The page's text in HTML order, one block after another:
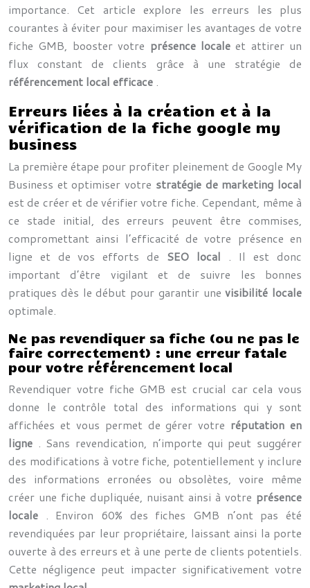
importance. Cet article explore les erreurs les plus
courantes à éviter pour maximiser les avantages de votre
fiche GMB, booster votre présence localeet attirer un
flux constant de clients grâce à une stratégie de
référencement local efficace .
Erreurs liées à la création et à la
vérification de la fiche google my
business
La première étape pour profiter pleinement de Google My
Business et optimiser votre stratégie de marketing local
est de créer et de vérifier votre fiche. Cependant, même à
ce stade initial, des erreurs peuvent être commises,
compromettant ainsi l’efficacité de votre présence en
ligne et de vos efforts de SEO local . Il est donc
important d’être vigilant et de suivre les bonnes
pratiques dès le début pour garantir unevisibilité locale
optimale.
Ne pas revendiquer sa fiche (ou ne pas le
faire correctement) : une erreur fatale
pour votre référencement local
Revendiquer votre fiche GMB est crucial car cela vous
donne le contrôle total des informations qui y sont
affichées et vous permet de gérer votre réputation en
ligne . Sans revendication, n’importe qui peut suggérer
des modifications à votre fiche, potentiellement y inclure
des informations erronées ou obsolètes, voire même
créer une fiche dupliquée, nuisant ainsi à votre présence
locale . Environ 60% des fiches GMB n’ont pas été
revendiquées par leur propriétaire, laissant ainsi la porte
ouverte à des erreurs et à une perte de clients potentiels.
Cette négligence peut impacter significativement votre